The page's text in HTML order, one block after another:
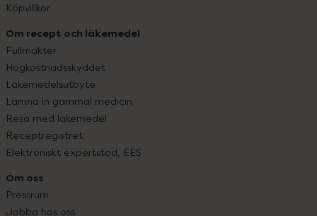
Köpvillkor
Om recept och läkemedel
Fullmakter
Högkostnadsskyddet
Läkemedelsutbyte
Lämna in gammal medicin
Resa med läkemedel
Receptregistret
Elektroniskt expertstöd, EES
Om oss
Pressrum
Jobba hos oss